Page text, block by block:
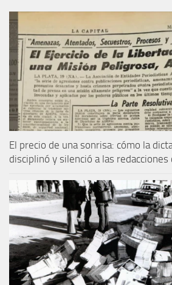
El precio de una sonrisa: cómo la
disciplinó y silenció a las